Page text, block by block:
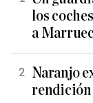
los
a
Naranjo
rendición